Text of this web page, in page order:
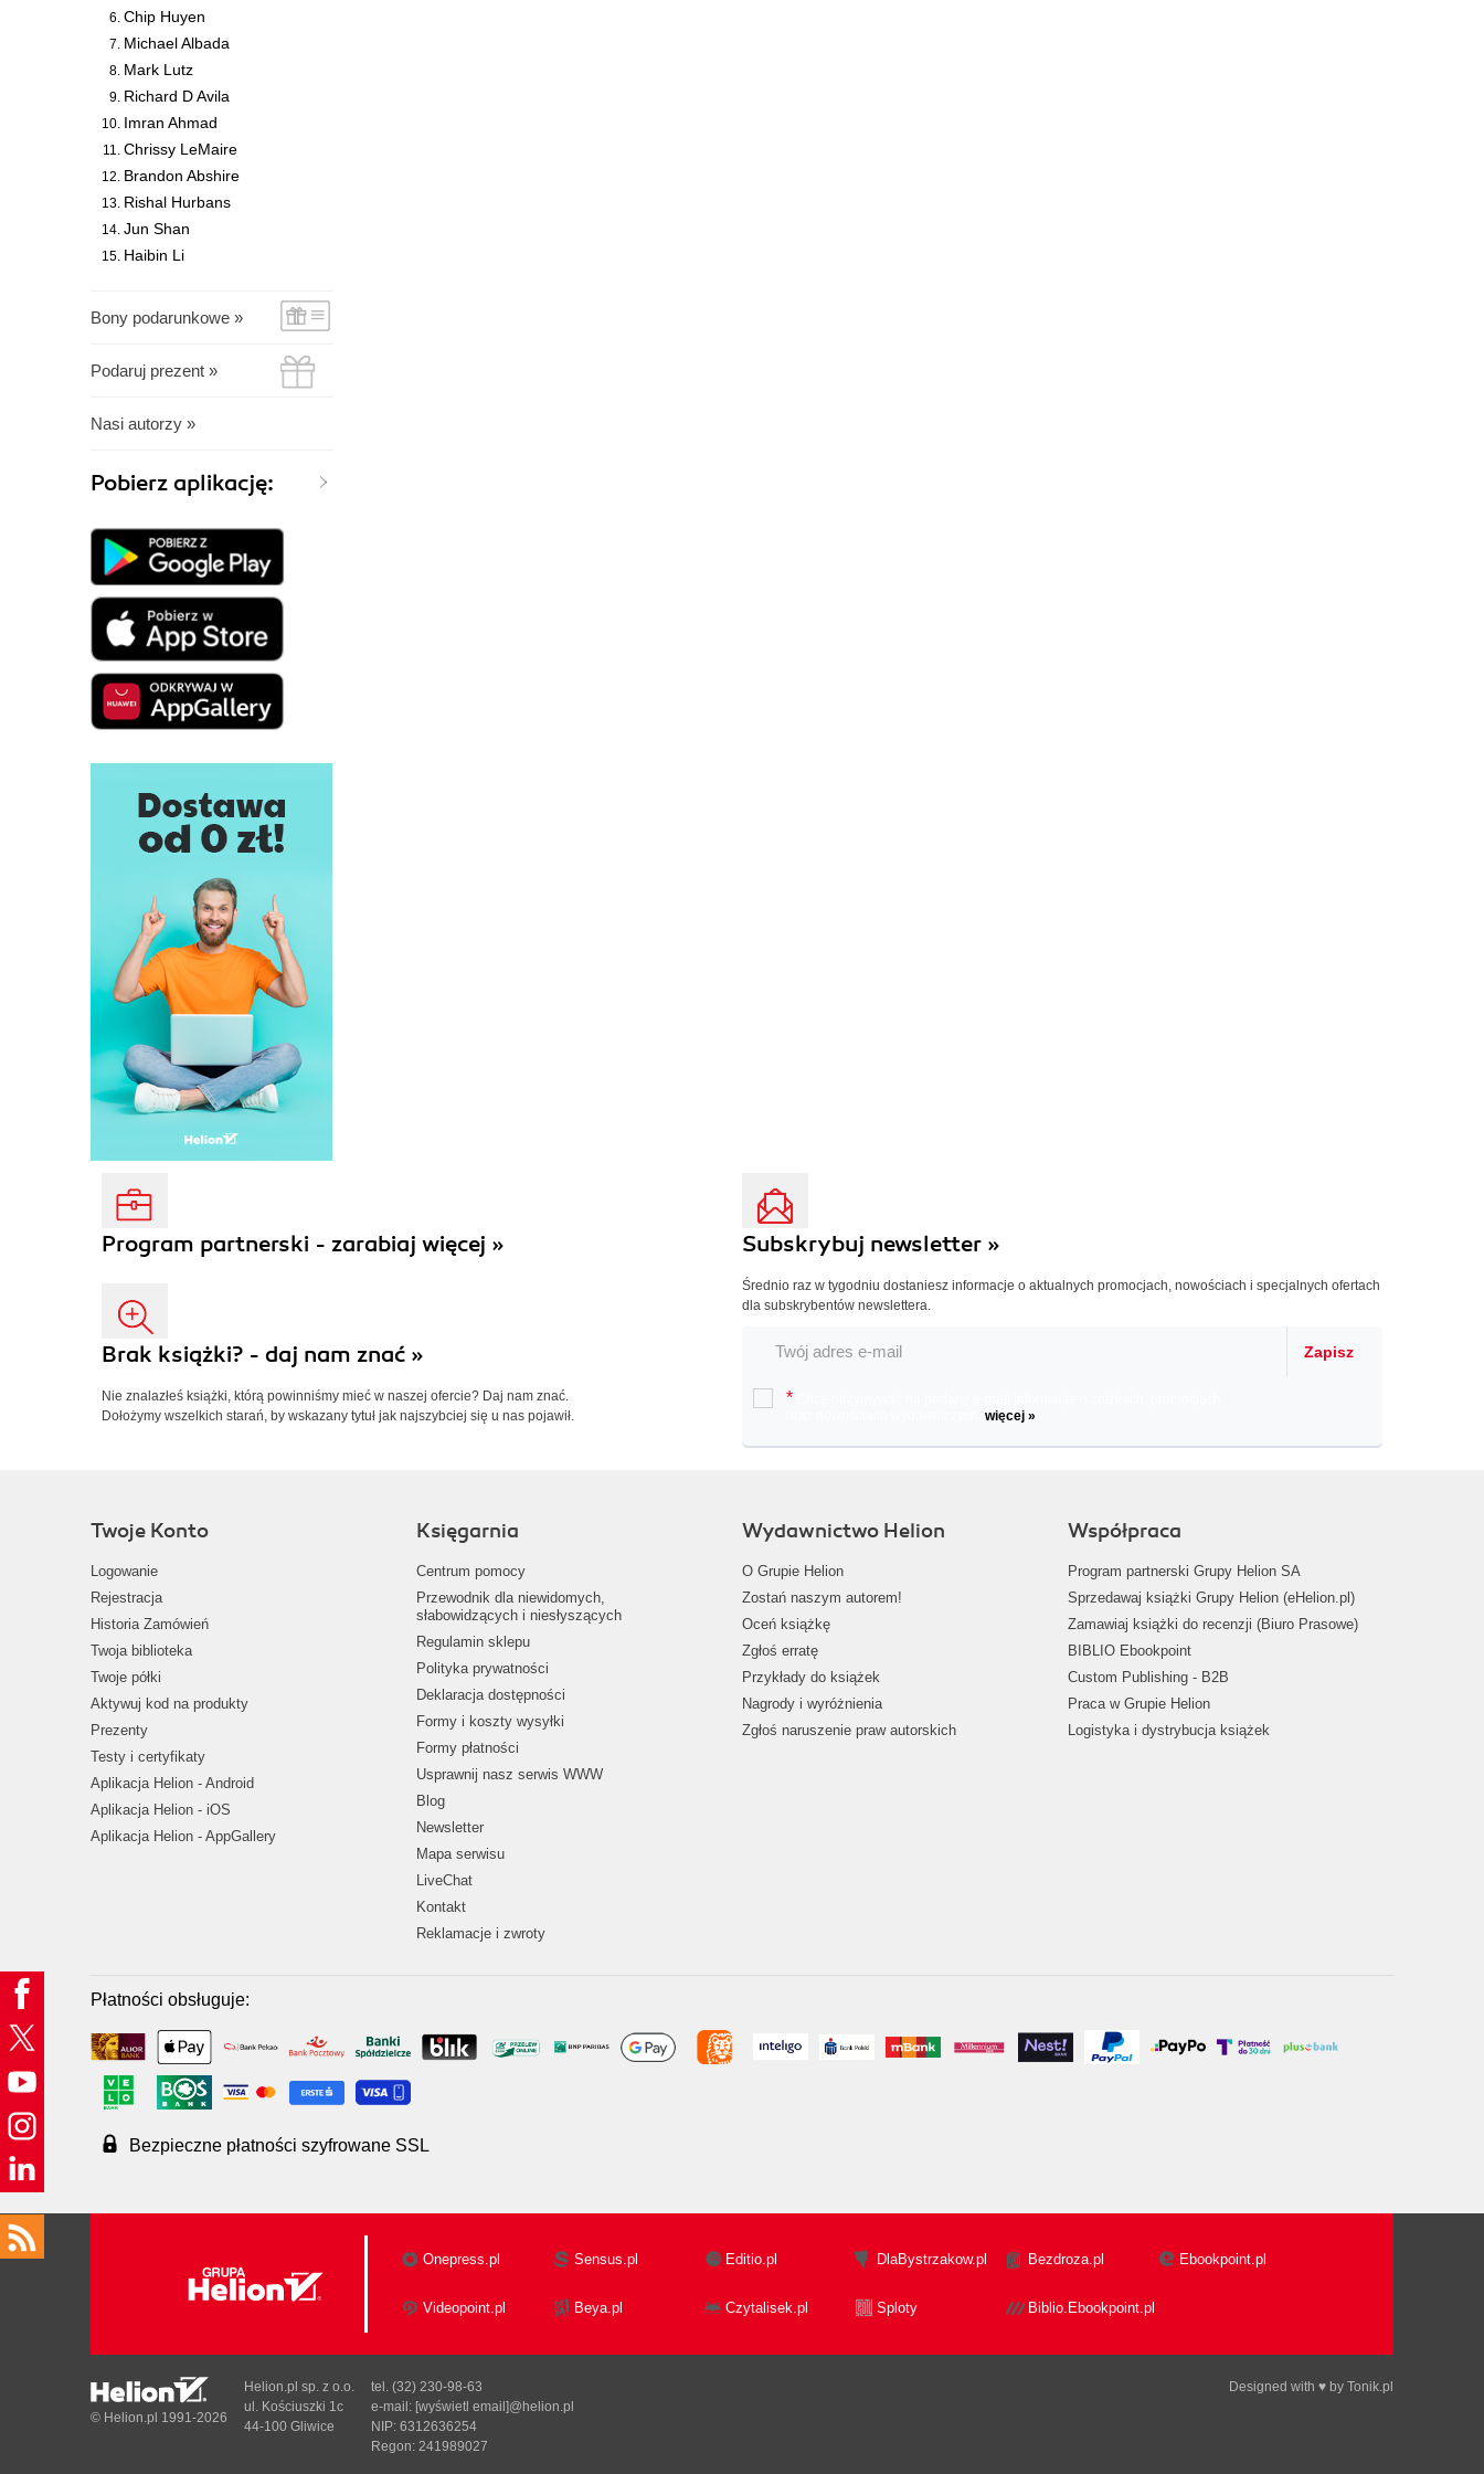
Chip Huyen
Michael Albada
Mark Lutz
Richard D Avila
Imran Ahmad
Chrissy LeMaire
Brandon Abshire
Rishal Hurbans
Jun Shan
Haibin Li
Bony podarunkowe »
Podaruj prezent »
Nasi autorzy »
Pobierz aplikację:
Program partnerski - zarabiaj więcej »
Brak książki? - daj nam znać »
Nie znalazłeś książki, którą powinniśmy mieć w naszej ofercie? Daj nam znać.
Dołożymy wszelkich starań, by wskazany tytuł jak najszybciej się u nas pojawił.
Subskrybuj newsletter »
Średnio raz w tygodniu dostaniesz informacje o aktualnych promocjach, nowościach i specjalnych ofertach
dla subskrybentów newslettera.
Zapisz
*
więcej »
Twoje Konto
Logowanie
Rejestracja
Historia Zamówień
Twoja biblioteka
Twoje półki
Aktywuj kod na produkty
Prezenty
Testy i certyfikaty
Aplikacja Helion - Android
Aplikacja Helion - iOS
Aplikacja Helion - AppGallery
Księgarnia
Centrum pomocy
Przewodnik dla niewidomych,
słabowidzących i niesłyszących
Regulamin sklepu
Polityka prywatności
Deklaracja dostępności
Formy i koszty wysyłki
Formy płatności
Usprawnij nasz serwis WWW
Blog
Newsletter
Mapa serwisu
LiveChat
Kontakt
Reklamacje i zwroty
Wydawnictwo Helion
O Grupie Helion
Zostań naszym autorem!
Oceń książkę
Zgłoś erratę
Przykłady do książek
Nagrody i wyróżnienia
Zgłoś naruszenie praw autorskich
Współpraca
Program partnerski Grupy Helion SA
Sprzedawaj książki Grupy Helion (eHelion.pl)
Zamawiaj książki do recenzji (Biuro Prasowe)
BIBLIO Ebookpoint
Custom Publishing - B2B
Praca w Grupie Helion
Logistyka i dystrybucja książek
Płatności obsługuje:
Bezpieczne płatności szyfrowane SSL
Onepress.pl Sensus.pl Editio.pl DlaBystrzakow.pl Bezdroza.pl Ebookpoint.pl
Videopoint.pl Beya.pl Czytalisek.pl Sploty Biblio.Ebookpoint.pl
Designed with ♥ by Tonik.pl
© Helion.pl 1991-2026
Helion.pl sp. z o.o.
ul. Kościuszki 1c
44-100 Gliwice
tel. (32) 230-98-63
e-mail: [wyświetl email]@helion.pl
NIP: 6312636254
Regon: 241989027